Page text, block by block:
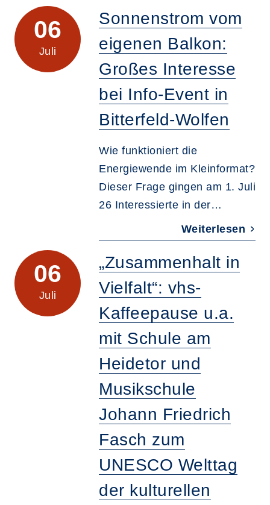
06
Juli
Sonnenstrom vom
eigenen Balkon:
Großes Interesse
bei Info-Event in
Bitterfeld-Wolfen
Wie funktioniert die
Energiewende im Kleinformat?
Dieser Frage gingen am 1. Juli
26 Interessierte in der…
Weiterlesen
06
Juli
„Zusammenhalt in
Vielfalt“: vhs-
Kaffeepause u.a.
mit Schule am
Heidetor und
Musikschule
Johann Friedrich
Fasch zum
UNESCO Welttag
der kulturellen